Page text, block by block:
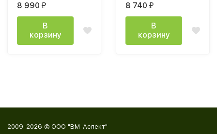
8 990 ₽
В
корзину
серый
8 740 ₽
В
корзину
2009-2026 © ООО "ВМ-Аспект"